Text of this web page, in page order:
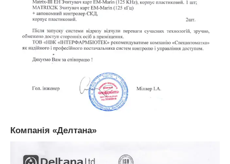
Компанія «Делтана»